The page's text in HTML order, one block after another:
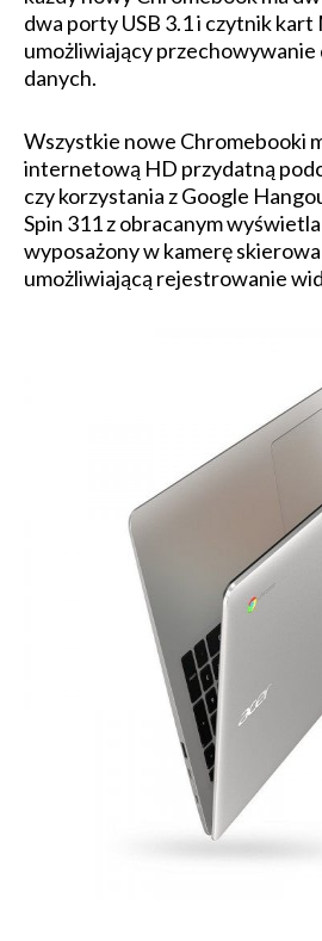
dwa porty USB 3.1 i czytnik kart
umożliwiający
danych.
Wszystkie nowe Chromebooki
internetową HD przydatną
czy korzystania z Google
Spin 311 z obracanym
wyposażony w kamerę
umożliwiającą rejestrowanie